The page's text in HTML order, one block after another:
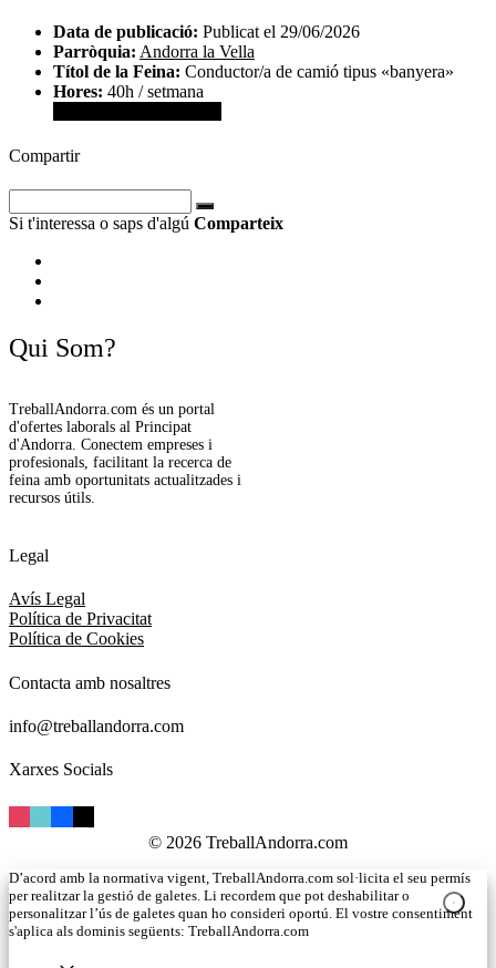
Data de publicació: Publicat el 29/06/2026
Parròquia: Andorra la Vella
Títol de la Feina: Conductor/a de camió tipus «banyera»
Hores: 40h / setmana
Compartir
Si t'interessa o saps d'algú Comparteix
Qui Som?
TreballAndorra.com és un portal
d'ofertes laborals al Principat
d'Andorra. Conectem empreses i
profesionals, facilitant la recerca de
feina amb oportunitats actualitzades i
recursos útils.
Legal
Avís Legal
Política de Privacitat
Política de Cookies
Contacta amb nosaltres
info@treballandorra.com
Xarxes Socials
© 2026 TreballAndorra.com
D’acord amb la normativa vigent, TreballAndorra.com sol·licita el seu permís
per realitzar la gestió de galetes. Li recordem que pot deshabilitar o
personalitzar l’ús de galetes quan ho consideri oportú. El vostre consentiment
s'aplica als dominis següents: TreballAndorra.com